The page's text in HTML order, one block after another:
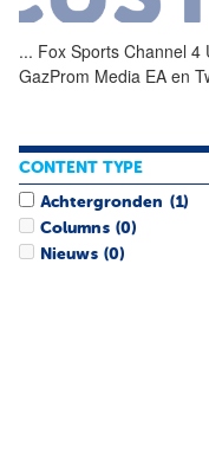
... Fox Sports Channel 4
GazProm Media EA en
CONTENT TYPE
Achtergronden (1)
Columns (0)
Nieuws (0)